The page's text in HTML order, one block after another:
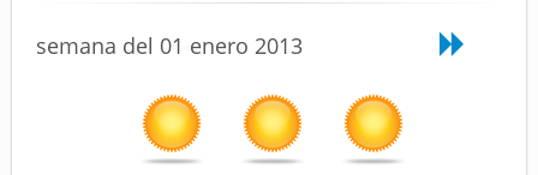
semana del 01 enero 2013